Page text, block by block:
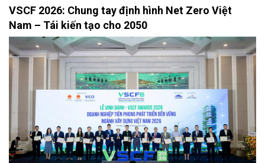
VSCF 2026: Chung tay định hình Net Zero Việt
Nam – Tái kiến tạo cho 2050